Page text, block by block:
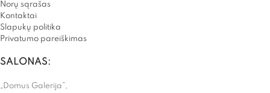
Norų sąrašas
Kontaktai
Slapukų politika
Privatumo pareiškimas
SALONAS:
„Domus Galerija”,